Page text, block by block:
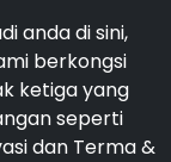
anda di sini,
berkongsi
ketiga yang
seperti
dan Terma &